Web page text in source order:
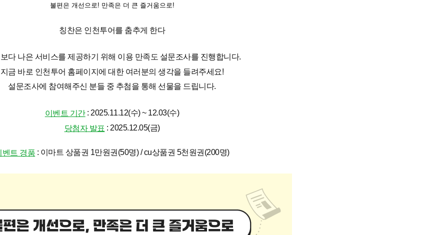
불편은 개선으로! 만족은 더 큰 즐거움으로!
칭찬은 인천투어를 춤추게 한다
다 나은 서비스를 제공하기 위해 이용 만족도 설문조사를 진행합니다.
지금 바로 인천투어 홈페이지에 대한 여러분의 생각을 들려주세요!
설문조사에 참여해주신 분들 중 추첨을 통해 선물을 드립니다.
이벤트 기간 : 2025.11.12(수) ~ 12.03(수)
당첨자 발표 : 2025.12.05(금)
벤트 경품 : 이마트 상품권 1만원권(50명) / cu상품권 5천원권(200명)